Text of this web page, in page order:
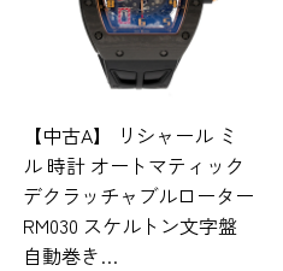
【中古A】 リシャール ミ
ル 時計 オートマティック
デクラッチャブルローター
RM030 スケルトン文字盤
自動巻き…